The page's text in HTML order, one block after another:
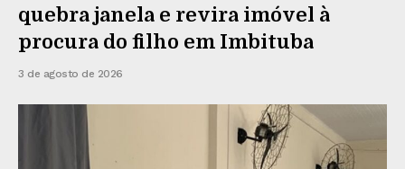
quebra janela e revira imóvel à
procura do filho em Imbituba
3 de agosto de 2026